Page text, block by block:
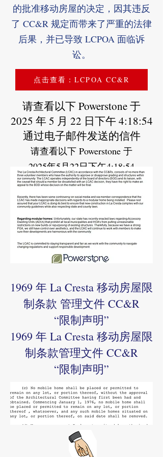
的批准移动房屋的决定，因其违反
了 CC&R 规定而带来了严重的法律
后果，并已导致 LCPOA 面临诉
讼。
点击查看：LCPOA CC&R
请查看以下 Powerstone 于
2025 年 5 月 22 日下午 4:18:54
通过电子邮件发送的信件
请查看以下 Powerstone 于
2025年5月22日下午4:18:54
1969 年 La Cresta 移动房屋限
制条款 管理文件 CC&R
“限制声明”
1969 年 La Cresta 移动房屋限
制条款管理文件 CC&R
“限制声明”